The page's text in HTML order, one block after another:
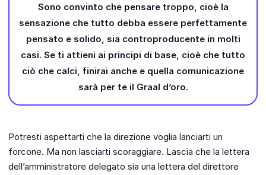
Sono convinto che pensare troppo, cioè la
sensazione che tutto debba essere perfettamente
pensato e solido, sia controproducente in molti
casi. Se ti attieni ai principi di base, cioè che tutto
ciò che calci, finirai anche e quella comunicazione
sarà per te il Graal d’oro.
Potresti aspettarti che la direzione voglia lanciarti un
forcone. Ma non lasciarti scoraggiare. Lascia che la lettera
dell’amministratore delegato sia una lettera del direttore